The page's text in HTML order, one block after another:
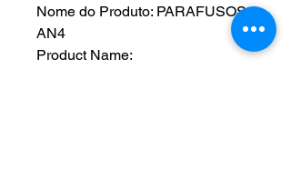
Nome do Produto: PARAFUSOS -
AN4
Product Name: